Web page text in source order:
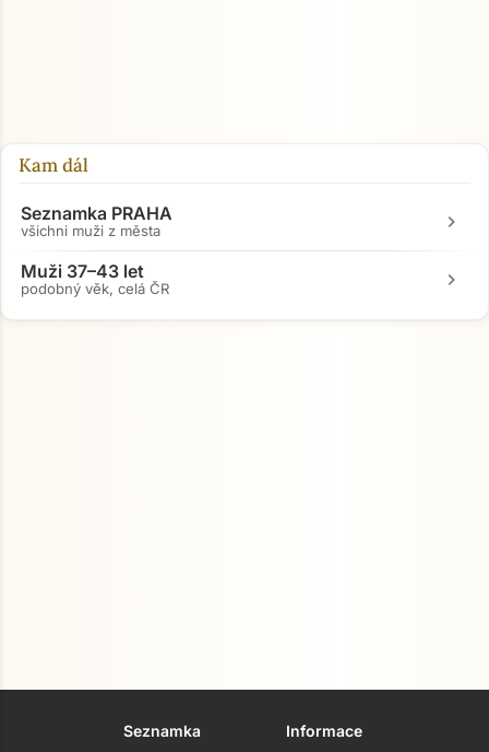
Kam dál
Seznamka PRAHA
všichni muži z města chevron_right
Muži 37–43 let
podobný věk, celá ČR chevron_right
Seznamka
Informace